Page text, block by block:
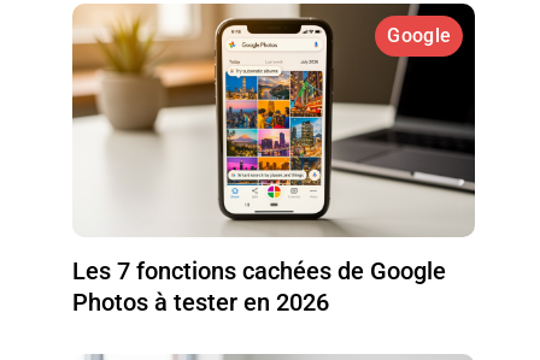
Google
Les 7 fonctions cachées de Google
Photos à tester en 2026